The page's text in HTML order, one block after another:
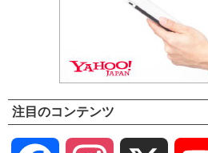
注目のコンテンツ